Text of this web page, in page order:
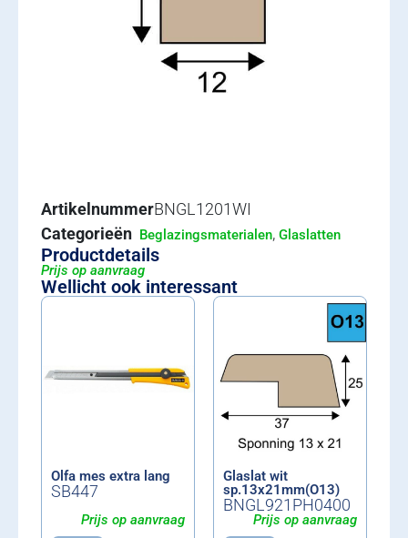
ArtikelnummerBNGL1201WI
Categorieën Beglazingsmaterialen, Glaslatten
Productdetails
Prijs op aanvraag
Wellicht ook interessant
Olfa mes extra lang
SB447
Prijs op aanvraag
Glaslat wit
sp.13x21mm(O13)
BNGL921PH0400
Prijs op aanvraag